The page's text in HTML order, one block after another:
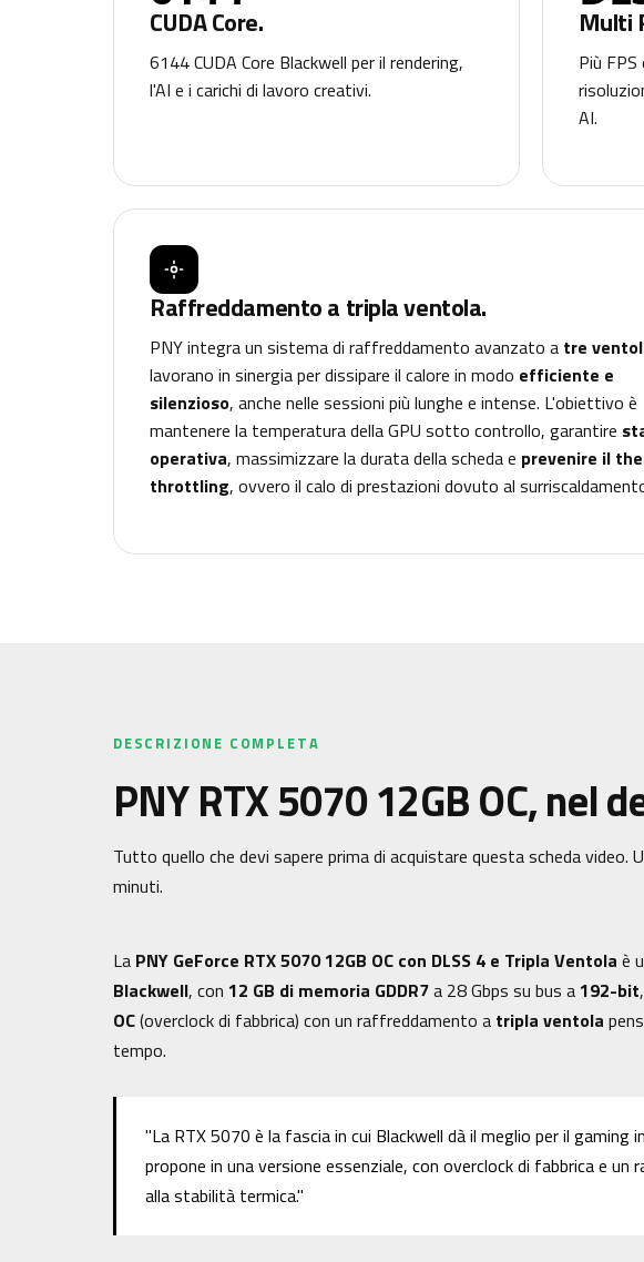
CUDA Core.
6144 CUDA Core Blackwell per il rendering,
l'AI e i carichi di lavoro creativi.
Multi
Più
AI.
Raffreddamento a tripla ventola.
PNY integra un sistema di raffreddamento avanzato a tre
lavorano in sinergia per dissipare il calore in modo efficiente e
silenzioso, anche nelle sessioni più lunghe e intense. L'obiettivo è
mantenere la temperatura della GPU sotto controllo, garantire
operativa, massimizzare la durata della scheda e prevenire il
throttling, ovvero il calo di prestazioni dovuto al
DESCRIZIONE COMPLETA
PNY RTX 5070 12GB OC, nel
Tutto quello che devi sapere prima di acquistare questa scheda video.
minuti.
La PNY GeForce RTX 5070 12GB OC con DLSS 4 e Tripla Ventola è
Blackwell, con 12 GB di memoria GDDR7a 28 Gbps su bus a192-bit,
OC(overclock di fabbrica) con un raffreddamento a tripla ventola
tempo.
"La RTX 5070 è la fascia in cui Blackwell dà il meglio per il gaming
propone in una versione essenziale, con overclock di fabbrica e
alla stabilità termica."